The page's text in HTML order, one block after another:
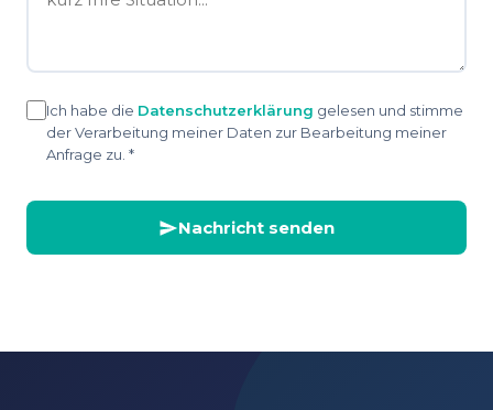
Ich habe die Datenschutzerklärung gelesen und stimme
der Verarbeitung meiner Daten zur Bearbeitung meiner
Anfrage zu. *
Nachricht senden